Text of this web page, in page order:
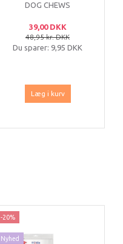
DOG CHEWS
250 G
39,00 DKK
48,95 kr. DKK
Du sparer: 9,95 DKK
Læg i kurv
-20%
Nyhed